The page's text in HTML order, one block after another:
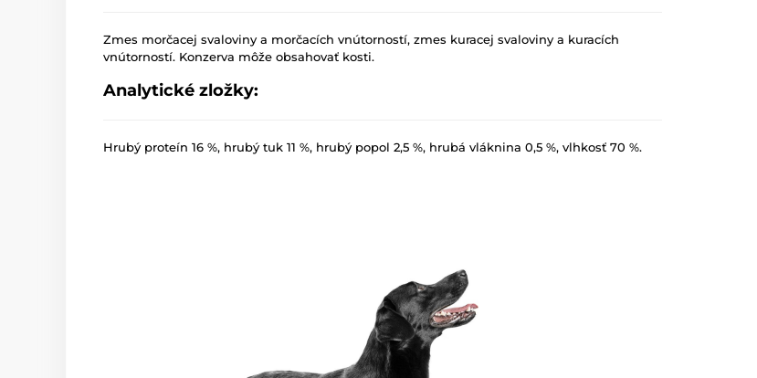
Zmes morčacej svaloviny a morčacích vnútorností, zmes kuracej svaloviny a kuracích
vnútorností. Konzerva môže obsahovať kosti.
Analytické zložky:
Hrubý proteín 16 %, hrubý tuk 11 %, hrubý popol 2,5 %, hrubá vláknina 0,5 %, vlhkosť 70 %.